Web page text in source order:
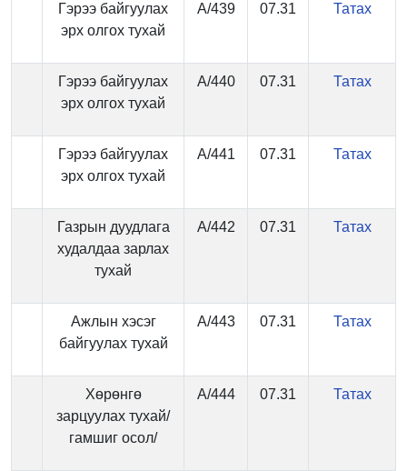
Гэрээ байгуулах
эрх олгох тухай
А/439 07.31 Татах
Гэрээ байгуулах
эрх олгох тухай
А/440 07.31 Татах
Гэрээ байгуулах
эрх олгох тухай
А/441 07.31 Татах
Газрын дуудлага
худалдаа зарлах
тухай
А/442 07.31 Татах
Ажлын хэсэг
байгуулах тухай
А/443 07.31 Татах
Хөрөнгө
зарцуулах тухай/
гамшиг осол/
А/444 07.31 Татах